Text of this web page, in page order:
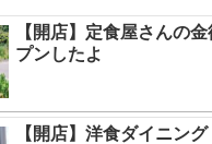
【開店】定食屋さんの
プンしたよ
【開店】洋食ダイニン